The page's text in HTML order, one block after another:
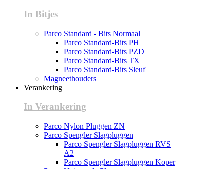
In Bitjes
Parco Standard - Bits Normaal
Parco Standard-Bits PH
Parco Standard-Bits PZD
Parco Standard-Bits TX
Parco Standard-Bits Sleuf
Magneethouders
Verankering
In Verankering
Parco Nylon Pluggen ZN
Parco Spengler Slagpluggen
Parco Spengler Slagpluggen RVS
A2
Parco Spengler Slagpluggen Koper